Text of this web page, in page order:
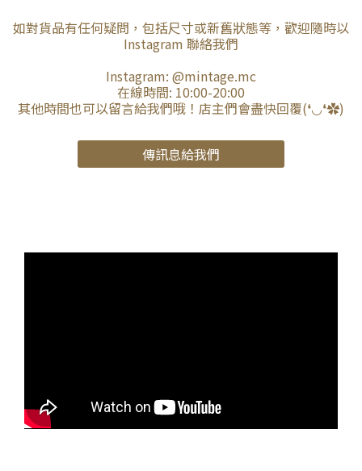
如對貨品有任何疑問，包括尺寸或新舊狀態等，歡迎隨時以
Instagram 聯絡我們
Instagram: @mintage.mc
在線時間: 10:00-20:00
其他時間也可以留言給我們哦！店主們會盡快回覆(❛◡❛✿)
傳訊息給我們